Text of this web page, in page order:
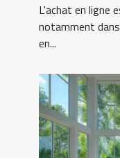
L'achat en ligne
notamment
en...